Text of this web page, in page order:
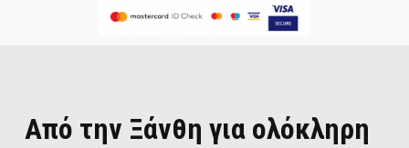
Από την Ξάνθη για ολόκληρη